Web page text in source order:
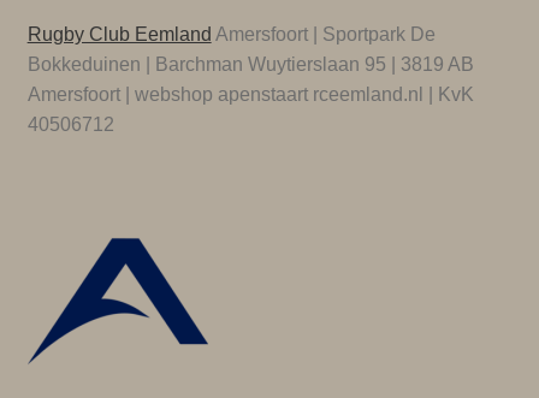
Rugby Club Eemland Amersfoort | Sportpark De
Bokkeduinen | Barchman Wuytierslaan 95 | 3819 AB
Amersfoort | webshop apenstaart rceemland.nl | KvK
40506712